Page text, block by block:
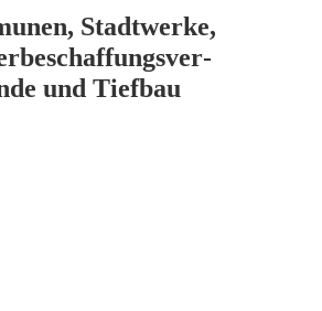
Stadt­werke,
und Tief­bau